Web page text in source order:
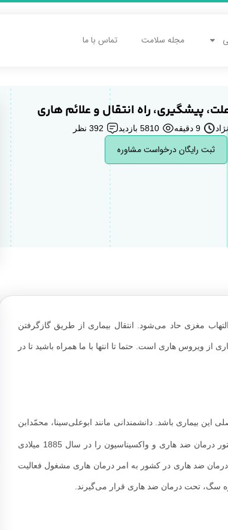
مجله سلامت تماس با ما
پیشگیری، راه انتقال و علائم هاری
9 دقیقه 5810 بازدید 392 نظر
ثبت رایگان درخواست مشاوره
مغزی حاد می‌شود. انتقال بیماری از طریق گازگرفتن
از ویروس هاری است. حتما تا انتها با ما همراه باشید تا در
این بیماری باشد. دانشمندانی مانند ابوعلی‌سینا، محمّدابن
زکریای رازی و سید اسماعیل جرجانی بیماری هاری را توصیف و آن‌را شرح داده‌اند. لوئی پاستور درمان ضد هاری و واکسیناسیون را در سال 1885 میلادی
1299 شمسی انستیتو پاستور ایران بنا نهاده شد و امروزه بیش از 300 مرکز درمان ضد هاری در کشور به امر درمان هاری مشغول فعالیت